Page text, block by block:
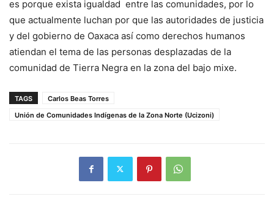
es porque exista igualdad entre las comunidades, por lo
que actualmente luchan por que las autoridades de justicia
y del gobierno de Oaxaca así como derechos humanos
atiendan el tema de las personas desplazadas de la
comunidad de Tierra Negra en la zona del bajo mixe.
TAGS
Carlos Beas Torres
Unión de Comunidades Indígenas de la Zona Norte (Ucizoni)